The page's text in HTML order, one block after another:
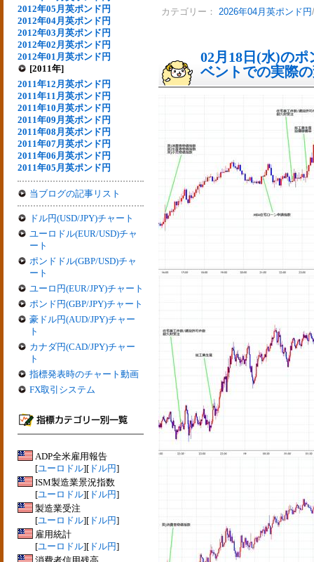
2012年05月英ポンド円
2012年04月英ポンド円
2012年03月英ポンド円
2012年02月英ポンド円
2012年01月英ポンド円
[2011年]
2011年12月英ポンド円
2011年11月英ポンド円
2011年10月英ポンド円
2011年09月英ポンド円
2011年08月英ポンド円
2011年07月英ポンド円
2011年06月英ポンド円
2011年05月英ポンド円
当ブログの記事リスト
ドル円(USD/JPY)チャート
ユーロドル(EUR/USD)チャ
ート
ポンドドル(GBP/USD)チャ
ート
ユーロ円(EUR/JPY)チャート
ポンド円(GBP/JPY)チャート
豪ドル円(AUD/JPY)チャー
ト
カナダ円(CAD/JPY)チャー
ト
指標発表時のチャート動画
FX取引システム
ADP全米雇用報告
[ユーロドル][ ドル円]
ISM製造業景況指数
[ユーロドル][ ドル円]
製造業受注
[ユーロドル][ ドル円]
雇用統計
[ユーロドル][ ドル円]
カテゴリー： 2026年04月英ポンド円
02月18日(水)の
ベントでの実際